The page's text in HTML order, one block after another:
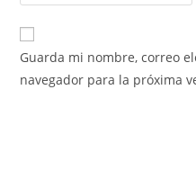
Guarda mi nombre, correo
navegador para la próxima